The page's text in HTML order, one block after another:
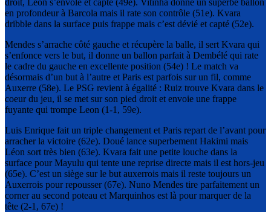
droit, Léon s’envole et capte (49e). Vitinha donne un superbe ballon
en profondeur à Barcola mais il rate son contrôle (51e). Kvara
dribble dans la surface puis frappe mais c’est dévié et capté (52e).
Mendes s’arrache côté gauche et récupère la balle, il sert Kvara qui
s’enfonce vers le but, il donne un ballon parfait à Dembélé qui rate
le cadre du gauche en excellente position (54e) ! Le match va
désormais d’un but à l’autre et Paris est parfois sur un fil, comme
Auxerre (58e). Le PSG revient à égalité : Ruiz trouve Kvara dans le
coeur du jeu, il se met sur son pied droit et envoie une frappe
fuyante qui trompe Leon (1-1, 59e).
Luis Enrique fait un triple changement et Paris repart de l’avant pour
arracher la victoire (62e). Doué lance superbement Hakimi mais
Léon sort très bien (63e). Kvara fait une petite louche dans la
surface pour Mayulu qui tente une reprise directe mais il est hors-jeu
(65e). C’est un siège sur le but auxerrois mais il reste toujours un
Auxerrois pour repousser (67e). Nuno Mendes tire parfaitement un
corner au second poteau et Marquinhos est là pour marquer de la
tête (2-1, 67e) !